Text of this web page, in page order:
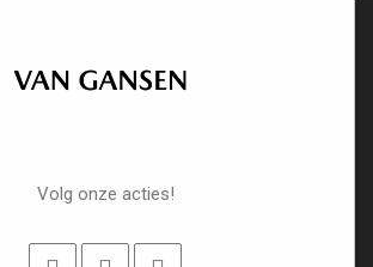
Volg onze acties!